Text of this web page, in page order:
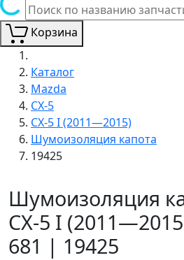
Корзина
Каталог
Mazda
CX-5
CX-5 I (2011—2015)
Шумоизоляция капота
19425
Шумоизоляция
CX-5 I
681 | 19425